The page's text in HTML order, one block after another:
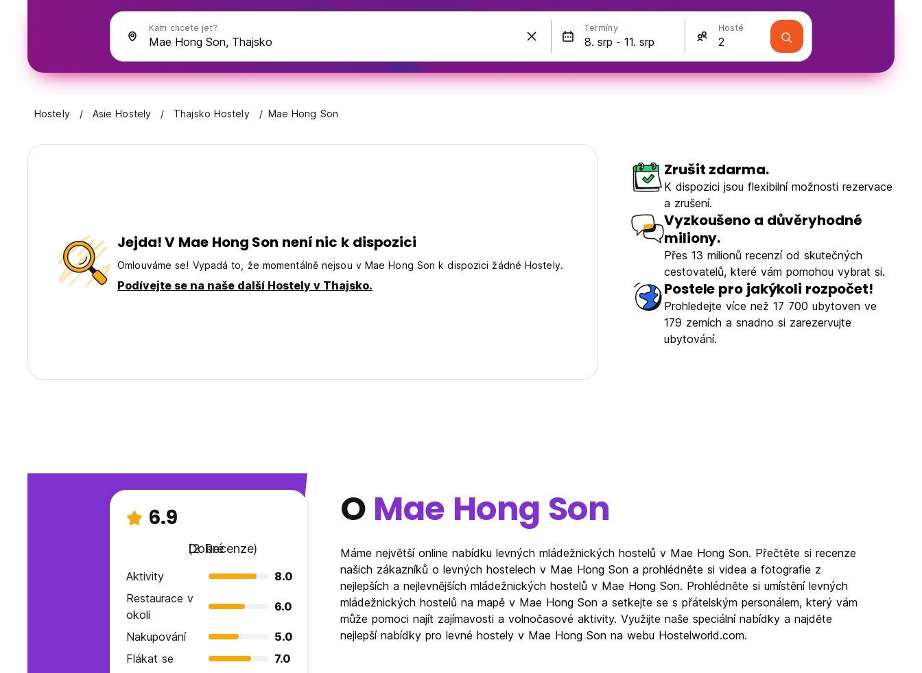
Kam chcete jet? Termíny Hosté
Hostely Asie Hostely Thajsko Hostely Mae Hong Son
Jejda! V Mae Hong Son není nic k dispozici
Omlouváme se! Vypadá to, že momentálně nejsou v Mae Hong Son k dispozici žádné Hostely.
Podívejte se na naše další Hostely v Thajsko.
Zrušit zdarma.
K dispozici jsou flexibilní možnosti rezervace
a zrušení.
Vyzkoušeno a důvěryhodné
miliony.
Přes 13 milionů recenzí od skutečných
cestovatelů, které vám pomohou vybrat si.
Postele pro jakýkoli rozpočet!
Prohledejte více než 17 700 ubytoven ve
179 zemích a snadno si zarezervujte
ubytování.
6.9
Dobré
(2 Recenze)
Aktivity
8.0
Restaurace v
okoli
6.0
Nakupování
5.0
Flákat se
7.0
O Mae Hong Son
Máme největší online nabídku levných mládežnických hostelů v Mae Hong Son. Přečtěte si recenze
našich zákazníků o levných hostelech v Mae Hong Son a prohlédněte si videa a fotografie z
nejlepších a nejlevnějších mládežnických hostelů v Mae Hong Son. Prohlédněte si umístění levných
mládežnických hostelů na mapě v Mae Hong Son a setkejte se s přátelským personálem, který vám
může pomoci najít zajímavosti a volnočasové aktivity. Využijte naše speciální nabídky a najděte
nejlepší nabídky pro levné hostely v Mae Hong Son na webu Hostelworld.com.